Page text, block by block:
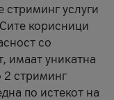
стриминг услуги
корисници
со
имаат уникатна
2 стриминг
по истекот на